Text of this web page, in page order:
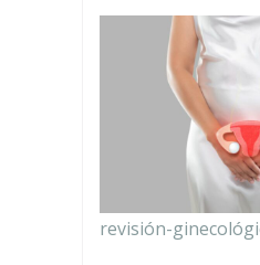
revisión-